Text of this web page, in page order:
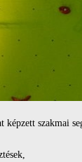
képzett szakmai